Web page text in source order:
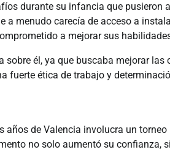
durante su infancia que pusieron
menudo carecía de acceso a
a mejorar sus
sobre él, ya que buscaba mejorar
fuerte ética de trabajo y
años de Valencia involucra un
no solo aumentó su confianza,